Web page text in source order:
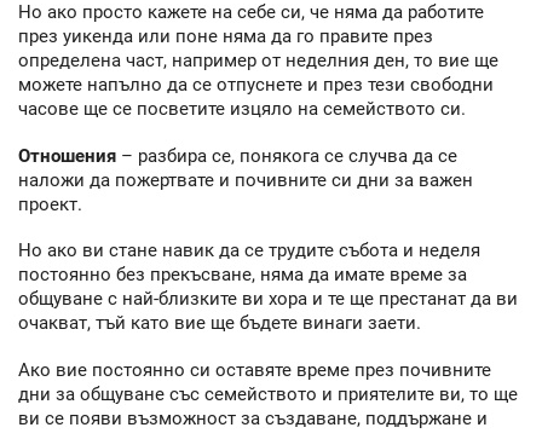
Но ако просто кажете на себе си, че няма да работите
през уикенда или поне няма да го правите през
определена част, например от неделния ден, то вие ще
можете напълно да се отпуснете и през тези свободни
часове ще се посветите изцяло на семейството си.
Отношения – разбира се, понякога се случва да се
наложи да пожертвате и почивните си дни за важен
проект.
Но ако ви стане навик да се трудите събота и неделя
постоянно без прекъсване, няма да имате време за
общуване с най-близките ви хора и те ще престанат да ви
очакват, тъй като вие ще бъдете винаги заети.
Ако вие постоянно си оставяте време през почивните
дни за общуване със семейството и приятелите ви, то ще
ви се появи възможност за създаване, поддържане и